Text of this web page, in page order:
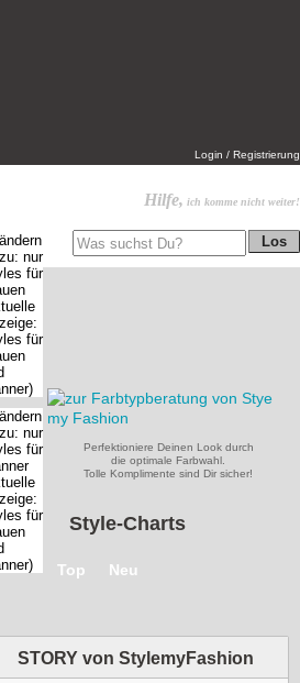
Login / Registrierung
Hilfe, ich komme nicht weiter!
Perfektioniere Deinen Look durch
die optimale Farbwahl.
Tolle Komplimente sind Dir sicher!
Style-Charts
Top Neu
STORY von StylemyFashion